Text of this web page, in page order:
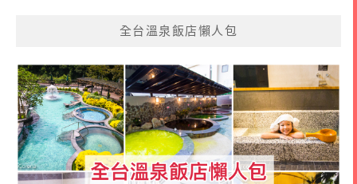
全台溫泉飯店懶人包